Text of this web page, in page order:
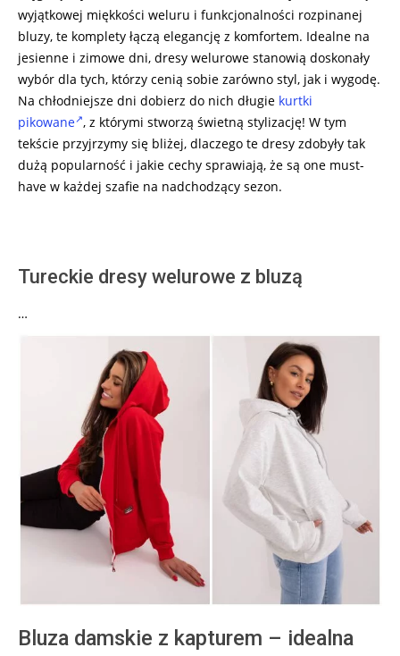
wyjątkowej miękkości weluru i funkcjonalności rozpinanej
bluzy, te komplety łączą elegancję z komfortem. Idealne na
jesienne i zimowe dni, dresy welurowe stanowią doskonały
wybór dla tych, którzy cenią sobie zarówno styl, jak i wygodę.
Na chłodniejsze dni dobierz do nich długie kurtki
pikowane , z którymi stworzą świetną stylizację! W tym
tekście przyjrzymy się bliżej, dlaczego te dresy zdobyły tak
dużą popularność i jakie cechy sprawiają, że są one must-
have w każdej szafie na nadchodzący sezon.
Tureckie dresy welurowe z bluzą
…
Bluza damskie z kapturem – idealna